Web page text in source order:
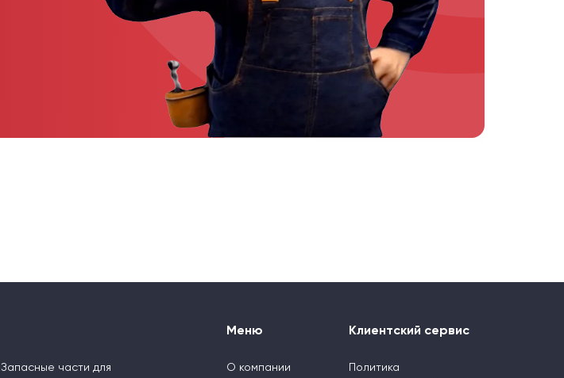
Запасные части для
Меню
О компании
Клиентский сервис
Политика